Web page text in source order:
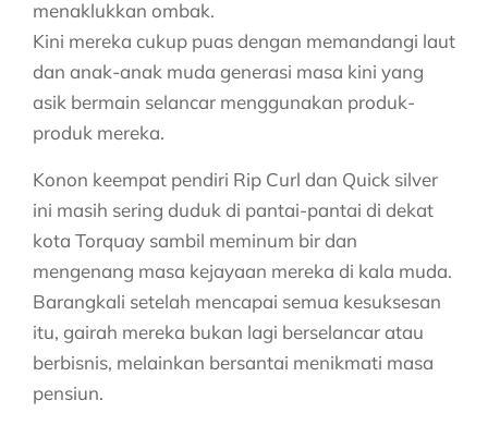
menaklukkan ombak.
Kini mereka cukup puas dengan memandangi laut
dan anak-anak muda generasi masa kini yang
asik bermain selancar menggunakan produk-
produk mereka.
Konon keempat pendiri Rip Curl dan Quick silver
ini masih sering duduk di pantai-pantai di dekat
kota Torquay sambil meminum bir dan
mengenang masa kejayaan mereka di kala muda.
Barangkali setelah mencapai semua kesuksesan
itu, gairah mereka bukan lagi berselancar atau
berbisnis, melainkan bersantai menikmati masa
pensiun.